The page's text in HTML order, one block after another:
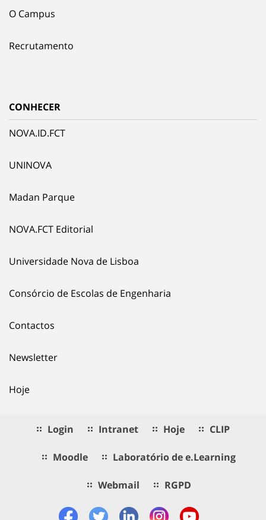
O Campus
Recrutamento
CONHECER
NOVA.ID.FCT
UNINOVA
Madan Parque
NOVA.FCT Editorial
Universidade Nova de Lisboa
Consórcio de Escolas de Engenharia
Contactos
Newsletter
Hoje
Login Intranet Hoje CLIP
Moodle Laboratório de e.Learning
Webmail RGPD